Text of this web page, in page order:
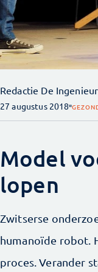
Redactie De Ingenieur
27 augustus 2018
Model
lopen
Zwitserse
humanoïde robot.
proces. Verander